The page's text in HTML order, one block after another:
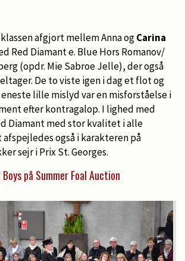
afgjort mellem Anna ogCarina
Red Diamant e. Blue Hors Romanov/
(opdr. Mie Sabroe Jelle), der også
De to viste igen i dag et flot og
lille mislyd var en misforståelse i
efter kontragalop. I lighed med
Diamant med stor kvalitet i alle
også i karakteren på
sejr i Prix St. Georges.
på Summer Foal Auction